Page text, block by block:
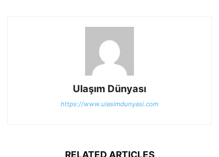
Ulaşım Dünyası
https://www.ulasimdunyasi.com
RELATED ARTICLES